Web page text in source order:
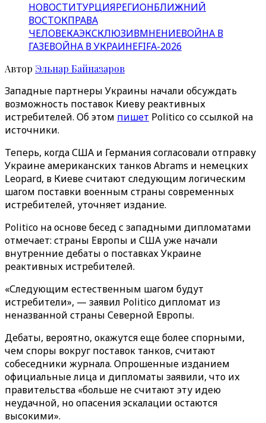
НОВОСТИТУРЦИЯРЕГИОНБЛИЖНИЙ
ВОСТОКПРАВА
ЧЕЛОВЕКАЭКСКЛЮЗИВМНЕНИЕВОЙНА В
ГАЗЕВОЙНА В УКРАИНЕFIFA-2026
Автор Эльнар Байназаров
Западные партнеры Украины начали обсуждать
возможность поставок Киеву реактивных
истребителей. Об этом пишет Politico со ссылкой на
источники.
Теперь, когда США и Германия согласовали отправку
Украине американских танков Abrams и немецких
Leopard, в Киеве считают следующим логическим
шагом поставки военным страны современных
истребителей, уточняет издание.
Politico на основе бесед с западными дипломатами
отмечает: страны Европы и США уже начали
внутренние дебаты о поставках Украине
реактивных истребителей.
«Следующим естественным шагом будут
истребители», — заявил Politico дипломат из
неназванной страны Северной Европы.
Дебаты, вероятно, окажутся еще более спорными,
чем споры вокруг поставок танков, считают
собеседники журнала. Опрошенные изданием
официальные лица и дипломаты заявили, что их
правительства «‎больше не считают эту идею
неудачной, но опасения эскалации остаются
высокими»‎.